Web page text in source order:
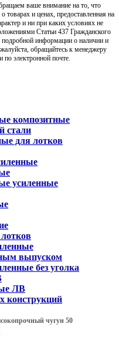
ваше внимание на то, что
товарах и ценах, предоставленная на
и ни при каких условиях не
Статьи 437 Гражданского
подробной информации о наличии и
обращайтесь к менеджеру
электронной почте.
композитные
стали
для лотков
усиленные
выпуском
без уголка
ЛВ
конструкций
чугун 50